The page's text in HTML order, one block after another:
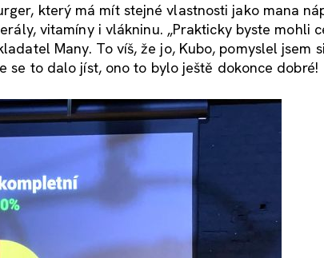
který má mít stejné vlastnosti jako mana
vitamíny i vlákninu. „Prakticky byste mohli
Many. To víš, že jo, Kubo, pomyslel jsem
se to dalo jíst, ono to bylo ještě dokonce dobré!